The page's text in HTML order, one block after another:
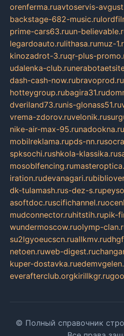
orenferma.ruavtoservis-
backstage-682-music.ru
prime-cars63.ruun-
legardoauto.rulithasa.rumuz-
kinozadrot-3.ruqr-plus-
udalenka-club.ru
dash-cash-now.rubravoprod.ru
hotteygroup.rubagira31.ru
dveriland73.runis-glonass51.ru
vrema-zdorov.ruvelonik.ru
nike-air-max-95.runadookna.ru
mobilreklama.rupds-nn.ru
spksochi.rushkola-klassika.ru
mosoblfencing.ru
iration.rudevanagari.ru
dk-tulamash.rus-dez-s.ru
asoftdoc.ruscifichannel.ru
mudconnector.ruhitstih.rupik-
wundermoscow.ruolymp-
su2lgyoeucscn.ruallkmv.ru
netoen.ruweb-digest.ru
kuper-dostavka.ru
everafterclub.orgkirillkgr.ru
© Полный справочник